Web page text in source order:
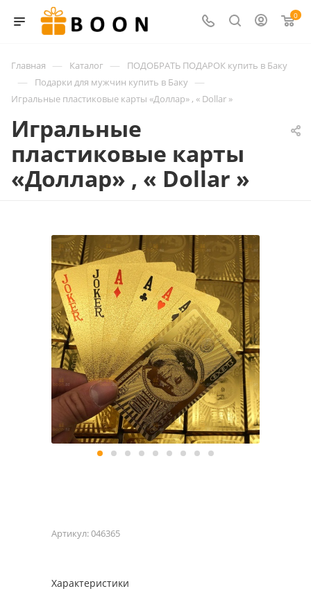
0
Главная — Каталог — ПОДОБРАТЬ ПОДАРОК купить в Баку
— Подарки для мужчин купить в Баку —
Игральные пластиковые карты «Доллар» , « Dollar »
Игральные
пластиковые карты
«Доллар» , « Dollar »
Артикул:046365
Характеристики